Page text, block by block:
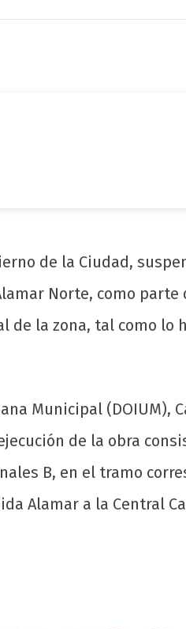
de la Ciudad,
Norte, como parte
de la zona, tal como lo
Municipal (DOIUM),
de la obra
B, en el tramo
Alamar a la Central